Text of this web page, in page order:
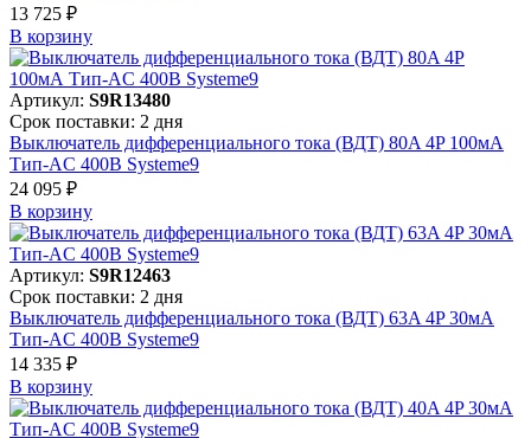
13 725 ₽
В корзинy
Артикул: S9R13480
Срок поставки: 2 дня
Выключатель дифференциального тока (ВДТ) 80A 4P 100мА
Тип-AC 400В Systeme9
24 095 ₽
В корзинy
Артикул: S9R12463
Срок поставки: 2 дня
Выключатель дифференциального тока (ВДТ) 63A 4P 30мА
Тип-AC 400В Systeme9
14 335 ₽
В корзинy